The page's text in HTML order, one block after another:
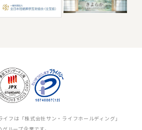
フは「株式会社サン・ライフホールディング」